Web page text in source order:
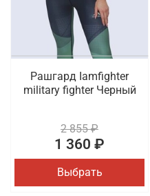
Рашгард Iamfighter
military fighter Черный
2 855 ₽
1 360 ₽
Выбрать